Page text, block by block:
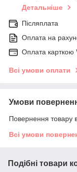
Детальніше
Післяплата
Оплата на
Оплата карткою
Всі умови оплати
Умови
Повернення товару
Всі умови
Подібні товари